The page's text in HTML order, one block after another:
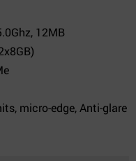
cảm ứng đa
12MB
micro-edge, Anti-glare